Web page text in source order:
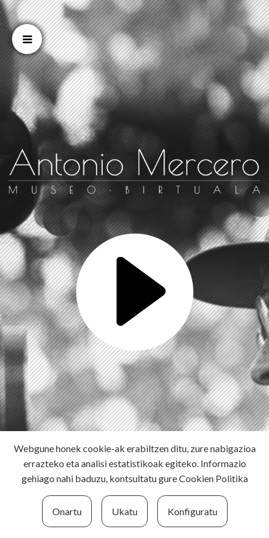
Cookien konfigurazioa aldatu
Webgune honek cookie-ak erabiltzen ditu, zure nabigazioa
errazteko eta analisi estatistikoak egiteko. Informazio
gehiago nahi baduzu, kontsultatu gureCookien Politika
Onartu Ukatu Konfiguratu